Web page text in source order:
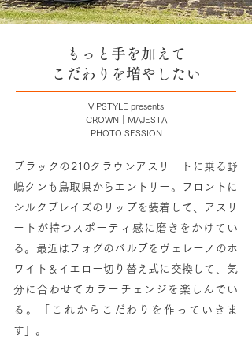
もっと手を加えて
こだわりを増やしたい
VIPSTYLE presents
CROWN｜MAJESTA
PHOTO SESSION
ブラックの210クラウンアスリートに乗る野
嶋クンも鳥取県からエントリー。フロントに
シルクブレイズのリップを装着して、アスリ
ートが持つスポーティ感に磨きをかけてい
る。最近はフォグのバルブをヴェレーノのホ
ワイト＆イエロー切り替え式に交換して、気
分に合わせてカラーチェンジを楽しんでい
る。「これからこだわりを作っていきま
す」。